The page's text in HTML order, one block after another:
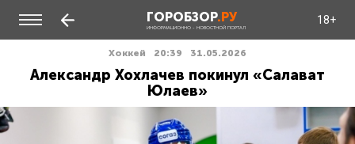
ГОРОБЗОР.РУ
ИНФОРМАЦИОННО - НОВОСТНОЙ ПОРТАЛ
18+
Хоккей 20:39 31.05.2026
Александр Хохлачев покинул «Салават
Юлаев»